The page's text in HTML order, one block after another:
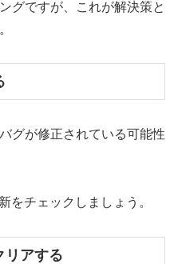
グですが、これが解決策と
グが修正されている可能性
をチェックしましょう。
リアする